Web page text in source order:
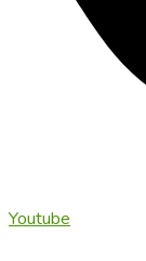
Youtube